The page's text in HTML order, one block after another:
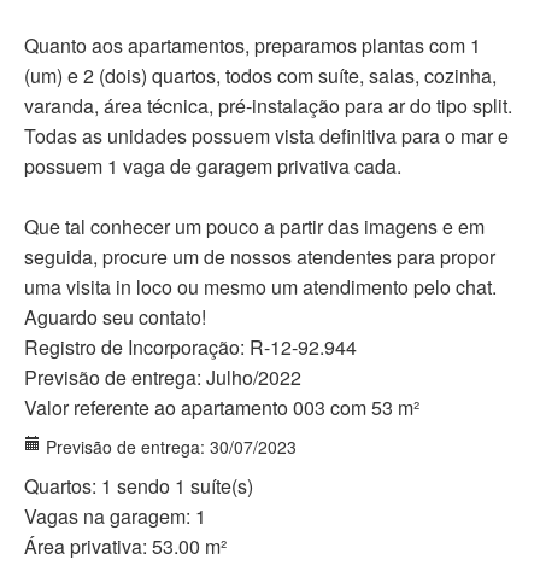
Quanto aos apartamentos, preparamos plantas com 1
(um) e 2 (dois) quartos, todos com suíte, salas, cozinha,
varanda, área técnica, pré-instalação para ar do tipo split.
Todas as unidades possuem vista definitiva para o mar e
possuem 1 vaga de garagem privativa cada.
Que tal conhecer um pouco a partir das imagens e em
seguida, procure um de nossos atendentes para propor
uma visita in loco ou mesmo um atendimento pelo chat.
Aguardo seu contato!
Registro de Incorporação: R-12-92.944
Previsão de entrega: Julho/2022
Valor referente ao apartamento 003 com 53 m²
Previsão de entrega: 30/07/2023
Quartos: 1 sendo 1 suíte(s)
Vagas na garagem: 1
Área privativa: 53.00 m²